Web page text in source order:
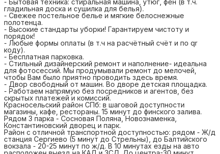
- Бытовая техника: стиральная машина, утюг, фен (в т.ч.
гладильная доска и сушилка для белья).
- Свежее постельное белье и мягкие белоснежные
полотенца.
- Высокие стандарты уборки! Гарантируем чистоту и
порядок!
- Любые формы оплаты (в т.ч на расчётный счёт и по qr
коду).
- Бесплатная парковка.
- Стильный дизайнерский ремонт и наполнение- идеальна
для фотосессий. Мы продумывали ремонт до мелочей,
чтобы Вам было приятно проводить здесь время.
- Двор свободный от машин. Во дворе детская площадка.
- Работаем напрямую без посредников и агентов, без
скрытых платежей и комиссий.
Красносельский район СПб: в шаговой доступности
магазины, кафе, рестораны. 15 минут до финского залива.
Рядом 3 парка - Сосновая Поляна, Новознаменка,
Константиновский дворец и парк.
Район с отличной транспортной доступностью: рядом - Ж/д
станция Сергиево (5 минут до Стрельны), до Балтийского
вокзала - 20-25 минут по ж/д. В 10 минутах езды на авто